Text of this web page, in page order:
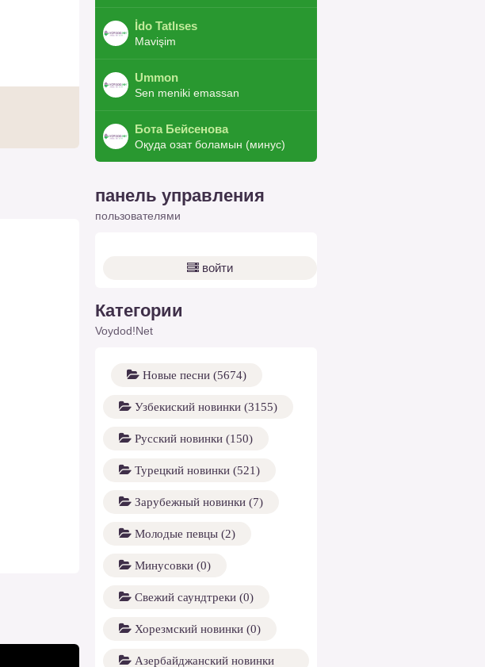
İdo Tatlıses
Mavişim
Ummon
Sen meniki emassan
Бота Бейсенова
Оқуда озат боламын (минус)
панель управления
пользователями
войти
Категории
Voydod!Net
Новые песни (5674)
Узбекиский новинки (3155)
Русский новинки (150)
Турецкий новинки (521)
Зарубежный новинки (7)
Молодые певцы (2)
Минусовки (0)
Свежий саундтреки (0)
Хорезмский новинки (0)
Азербайджанский новинки